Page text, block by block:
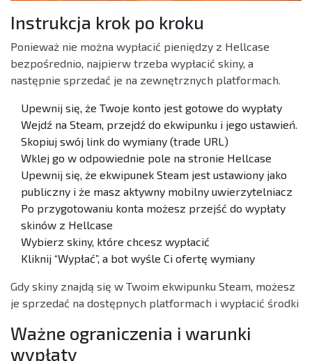
Instrukcja krok po kroku
Ponieważ nie można wypłacić pieniędzy z Hellcase
bezpośrednio, najpierw trzeba wypłacić skiny, a
następnie sprzedać je na zewnętrznych platformach.
Upewnij się, że Twoje konto jest gotowe do wypłaty
Wejdź na Steam, przejdź do ekwipunku i jego ustawień.
Skopiuj swój link do wymiany (trade URL)
Wklej go w odpowiednie pole na stronie Hellcase
Upewnij się, że ekwipunek Steam jest ustawiony jako
publiczny i że masz aktywny mobilny uwierzytelniacz
Po przygotowaniu konta możesz przejść do wypłaty
skinów z Hellcase
Wybierz skiny, które chcesz wypłacić
Kliknij “Wypłać”, a bot wyśle Ci ofertę wymiany
Gdy skiny znajdą się w Twoim ekwipunku Steam, możesz
je sprzedać na dostępnych platformach i wypłacić środki
Ważne ograniczenia i warunki
wypłaty